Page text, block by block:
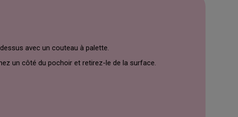
avec un couteau à palette.
un côté du pochoir et retirez-le de la surface.